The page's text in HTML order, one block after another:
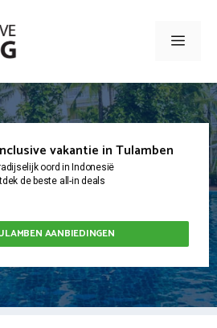
Menu
vakantie in Tulamben
oord in Indonesië
de beste all-in deals
AANBIEDINGEN